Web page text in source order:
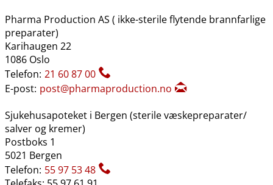
Pharma Production AS ( ikke-sterile flytende brannfarlige
preparater)
Karihaugen 22
1086 Oslo
Telefon: 21 60 87 00
E-post: post@pharmaproduction.no
Sjukehusapoteket i Bergen (sterile væskepreparater​/​
salver og kremer)
Postboks 1
5021 Bergen
Telefon: 55 97 53 48